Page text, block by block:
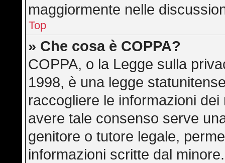
maggiormente nelle
Top
» Che cosa è COPPA?
COPPA, o la Legge sulla
1998, è una legge
raccogliere le informazioni
avere tale consenso serve
genitore o tutore legale,
informazioni scritte dal